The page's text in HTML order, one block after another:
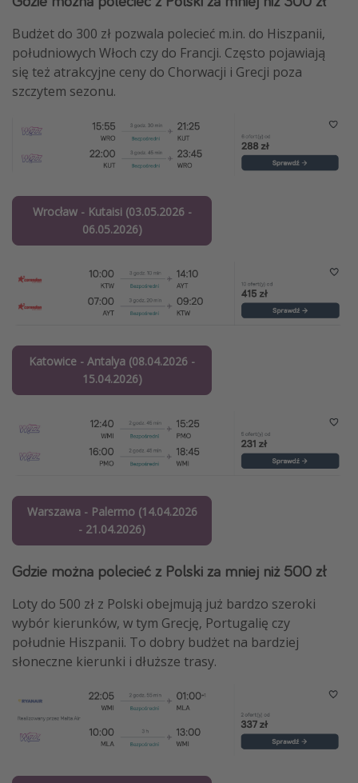
Budżet do 300 zł pozwala polecieć m.in. do Hiszpanii,
południowych Włoch czy do Francji. Często pojawiają
się też atrakcyjne ceny do Chorwacji i Grecji poza
szczytem sezonu.
Wrocław - Kutaisi (03.05.2026 -
06.05.2026)
Katowice - Antalya (08.04.2026 -
15.04.2026)
Warszawa - Palermo (14.04.2026
- 21.04.2026)
Gdzie można polecieć z Polski za mniej niż 500 zł
Loty do 500 zł z Polski obejmują już bardzo szeroki
wybór kierunków, w tym Grecję, Portugalię czy
południe Hiszpanii. To dobry budżet na bardziej
słoneczne kierunki i dłuższe trasy.